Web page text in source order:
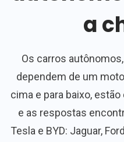
a
Os carros
dependem de um
cima e para baixo,
e as respostas
Tesla e BYD: Jaguar,